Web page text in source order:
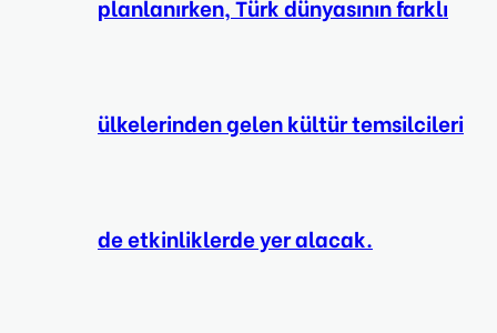
planlanırken, Türk dünyasının farklı
ülkelerinden gelen kültür temsilcileri
de etkinliklerde yer alacak.